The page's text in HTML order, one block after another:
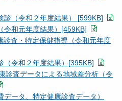
診（令和２年度結果） [599KB]
令和元年度結果）[459KB]
診査・特定保健指導（令和元年度
（令和２年度結果）[395KB]
診査データによる地域差分析（令
データ、特定健康診査データ）